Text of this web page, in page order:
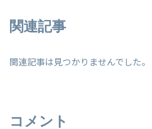
関連記事
関連記事は見つかりませんでした。
コメント